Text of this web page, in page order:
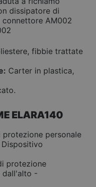
dissipatore di
connettore AM002
fibbie trattate
Carter in plastica,
ELARA140
personale
protezione
dall'alto -